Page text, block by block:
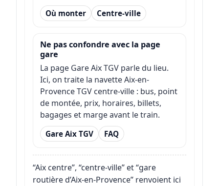
Où monter Centre-ville
Ne pas confondre avec la page
gare
La page Gare Aix TGV parle du lieu.
Ici, on traite la navette Aix-en-
Provence TGV centre-ville : bus, point
de montée, prix, horaires, billets,
bagages et marge avant le train.
Gare Aix TGV FAQ
“Aix centre”, “centre-ville” et “gare
routière d’Aix-en-Provence” renvoient ici